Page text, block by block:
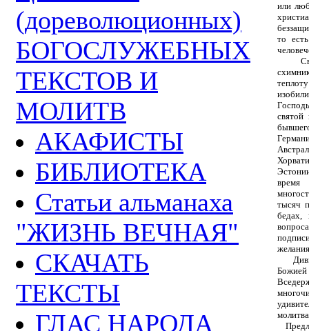
(дореволюционных)
БОГОСЛУЖЕБНЫХ
ТЕКСТОВ И
МОЛИТВ
АКАФИСТЫ
БИБЛИОТЕКА
Статьи альманаха
"ЖИЗНЬ ВЕЧНАЯ"
СКАЧАТЬ
ТЕКСТЫ
ГЛАС НАРОДА
или
то
святой
тысяч
бедах,
Божией